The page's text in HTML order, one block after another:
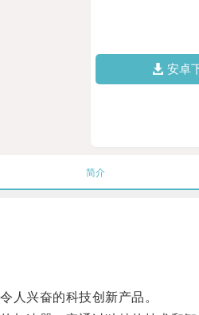
安卓
简介
兴奋的科技创新产品。